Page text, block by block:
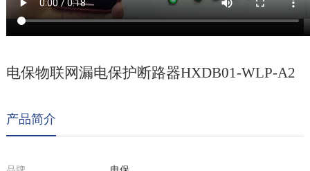
电保物联网漏电保护断路器HXDB01-WLP-A2
产品简介